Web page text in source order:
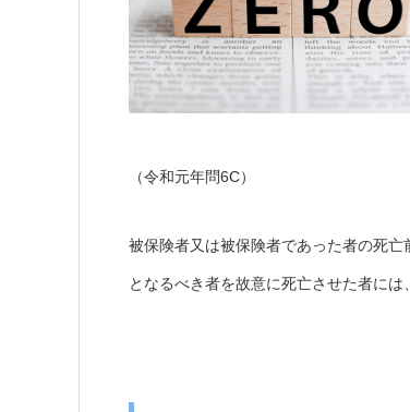
（令和元年問6C）
被保険者又は被保険者であった者の死
となるべき者を故意に死亡させた者には